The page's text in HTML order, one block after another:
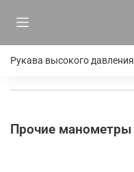
Рукава высокого давления
Прочие манометры